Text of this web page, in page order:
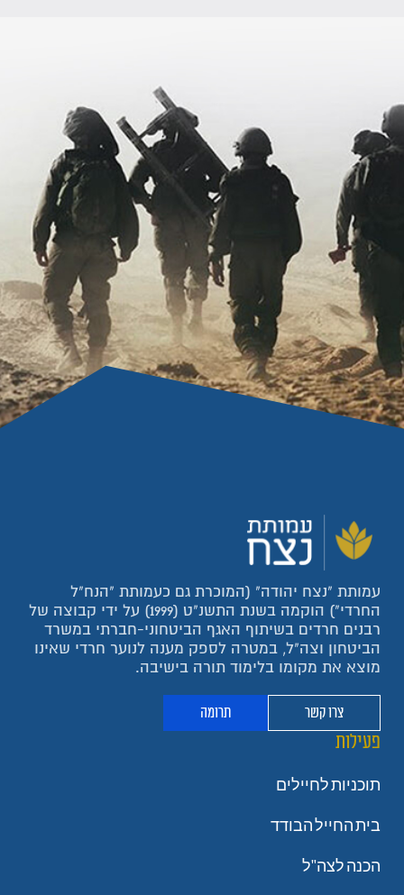
עמותת "נצח יהודה" (המוכרת גם כעמותת "הנח"ל
החרדי") הוקמה בשנת התשנ"ט (1999) על ידי קבוצה של
רבנים חרדים בשיתוף האגף הביטחוני-חברתי במשרד
הביטחון וצה"ל, במטרה לספק מענה לנוער חרדי שאינו
מוצא את מקומו בלימוד תורה בישיבה.
צרו קשר תרומה
פעילות
תוכניות לחיילים
בית החייל הבודד
הכנה לצה"ל